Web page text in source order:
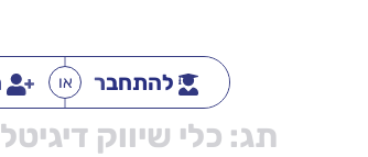
להתחבר או
תג: כלי שיווק